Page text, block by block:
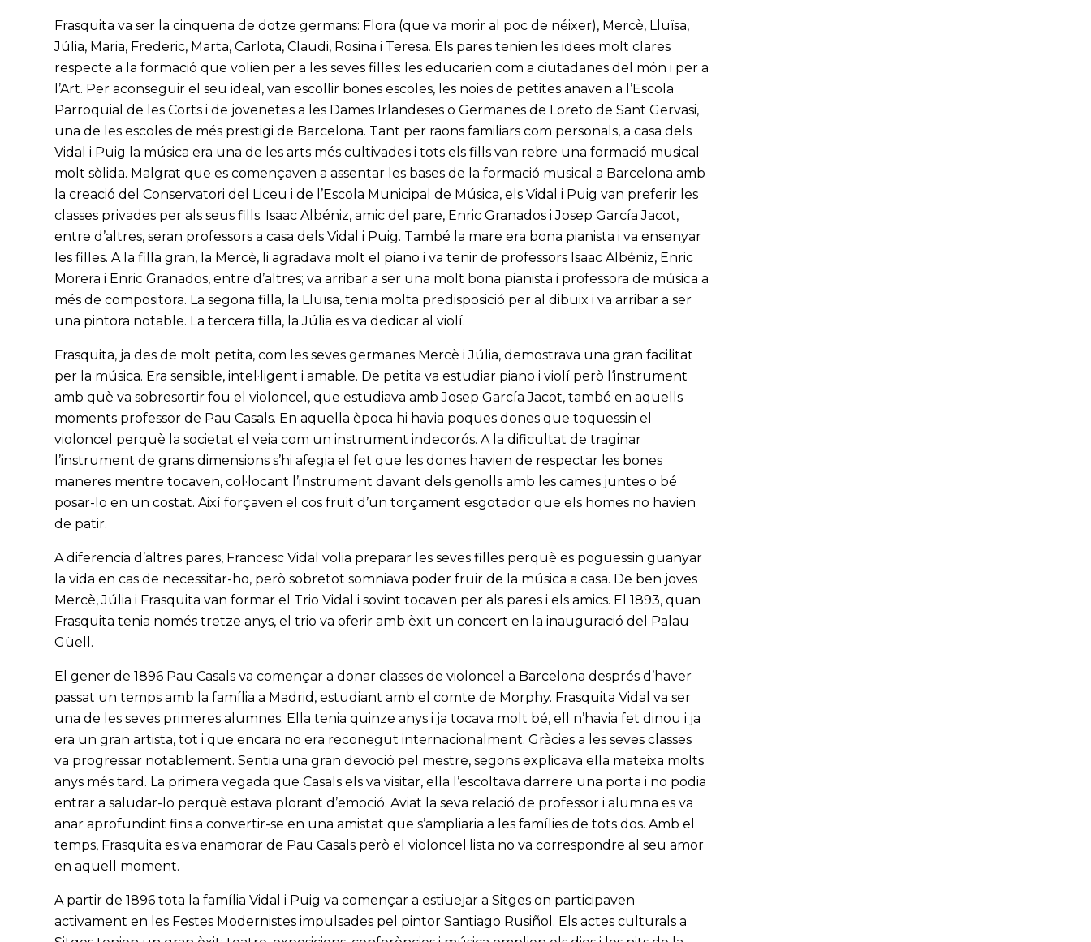
Frasquita va ser la cinquena de dotze germans: Flora (que va morir al poc de néixer), Mercè, Lluïsa,
Júlia, Maria, Frederic, Marta, Carlota, Claudi, Rosina i Teresa. Els pares tenien les idees molt clares
respecte a la formació que volien per a les seves filles: les educarien com a ciutadanes del món i per a
l’Art. Per aconseguir el seu ideal, van escollir bones escoles, les noies de petites anaven a l’Escola
Parroquial de les Corts i de jovenetes a les Dames Irlandeses o Germanes de Loreto de Sant Gervasi,
una de les escoles de més prestigi de Barcelona. Tant per raons familiars com personals, a casa dels
Vidal i Puig la música era una de les arts més cultivades i tots els fills van rebre una formació musical
molt sòlida. Malgrat que es començaven a assentar les bases de la formació musical a Barcelona amb
la creació del Conservatori del Liceu i de l’Escola Municipal de Música, els Vidal i Puig van preferir les
classes privades per als seus fills. Isaac Albéniz, amic del pare, Enric Granados i Josep García Jacot,
entre d’altres, seran professors a casa dels Vidal i Puig. També la mare era bona pianista i va ensenyar
les filles. A la filla gran, la Mercè, li agradava molt el piano i va tenir de professors Isaac Albéniz, Enric
Morera i Enric Granados, entre d’altres; va arribar a ser una molt bona pianista i professora de música a
més de compositora. La segona filla, la Lluïsa, tenia molta predisposició per al dibuix i va arribar a ser
una pintora notable. La tercera filla, la Júlia es va dedicar al violí.
Frasquita, ja des de molt petita, com les seves germanes Mercè i Júlia, demostrava una gran facilitat
per la música. Era sensible, intel·ligent i amable. De petita va estudiar piano i violí però l‘instrument
amb què va sobresortir fou el violoncel, que estudiava amb Josep García Jacot, també en aquells
moments professor de Pau Casals. En aquella època hi havia poques dones que toquessin el
violoncel perquè la societat el veia com un instrument indecorós. A la dificultat de traginar
l’instrument de grans dimensions s’hi afegia el fet que les dones havien de respectar les bones
maneres mentre tocaven, col·locant l’instrument davant dels genolls amb les cames juntes o bé
posar-lo en un costat. Així forçaven el cos fruit d’un torçament esgotador que els homes no havien
de patir.
A diferencia d’altres pares, Francesc Vidal volia preparar les seves filles perquè es poguessin guanyar
la vida en cas de necessitar-ho, però sobretot somniava poder fruir de la música a casa. De ben joves
Mercè, Júlia i Frasquita van formar el Trio Vidal i sovint tocaven per als pares i els amics. El 1893, quan
Frasquita tenia només tretze anys, el trio va oferir amb èxit un concert en la inauguració del Palau
Güell.
El gener de 1896 Pau Casals va començar a donar classes de violoncel a Barcelona després d’haver
passat un temps amb la família a Madrid, estudiant amb el comte de Morphy. Frasquita Vidal va ser
una de les seves primeres alumnes. Ella tenia quinze anys i ja tocava molt bé, ell n’havia fet dinou i ja
era un gran artista, tot i que encara no era reconegut internacionalment. Gràcies a les seves classes
va progressar notablement. Sentia una gran devoció pel mestre, segons explicava ella mateixa molts
anys més tard. La primera vegada que Casals els va visitar, ella l’escoltava darrere una porta i no podia
entrar a saludar-lo perquè estava plorant d’emoció. Aviat la seva relació de professor i alumna es va
anar aprofundint fins a convertir-se en una amistat que s’ampliaria a les famílies de tots dos. Amb el
temps, Frasquita es va enamorar de Pau Casals però el violoncel·lista no va correspondre al seu amor
en aquell moment.
A partir de 1896 tota la família Vidal i Puig va començar a estiuejar a Sitges on participaven
activament en les Festes Modernistes impulsades pel pintor Santiago Rusiñol. Els actes culturals a